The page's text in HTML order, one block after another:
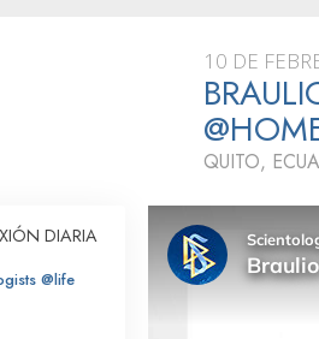
Qué dicen los
Scientology
Conoce a un
Los Principios Básicos
Una Introducción a
10 DE
QUITO,
DIARIA
@life